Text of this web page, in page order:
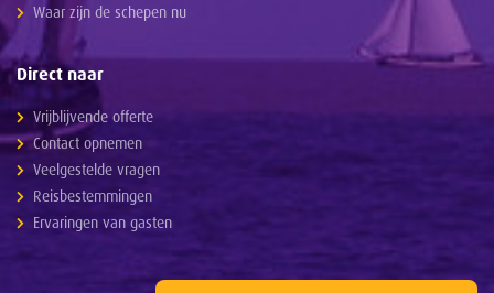
Waar zijn de schepen nu
Direct naar
Vrijblijvende offerte
Contact opnemen
Veelgestelde vragen
Reisbestemmingen
Ervaringen van gasten